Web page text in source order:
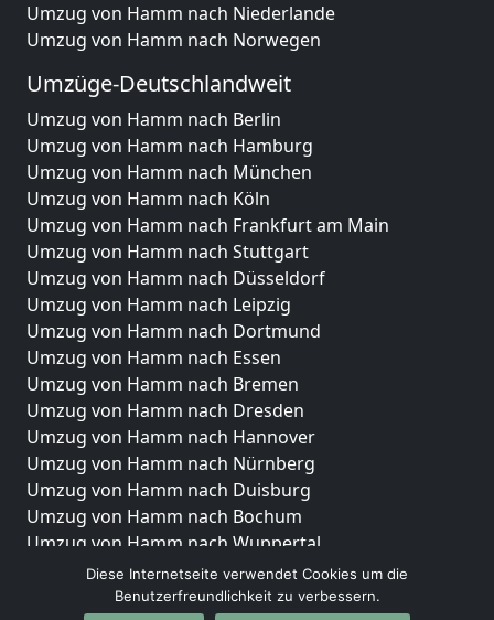
Umzug von Hamm nach Niederlande
Umzug von Hamm nach Norwegen
Umzüge-Deutschlandweit
Umzug von Hamm nach Berlin
Umzug von Hamm nach Hamburg
Umzug von Hamm nach München
Umzug von Hamm nach Köln
Umzug von Hamm nach Frankfurt am Main
Umzug von Hamm nach Stuttgart
Umzug von Hamm nach Düsseldorf
Umzug von Hamm nach Leipzig
Umzug von Hamm nach Dortmund
Umzug von Hamm nach Essen
Umzug von Hamm nach Bremen
Umzug von Hamm nach Dresden
Umzug von Hamm nach Hannover
Umzug von Hamm nach Nürnberg
Umzug von Hamm nach Duisburg
Umzug von Hamm nach Bochum
Umzug von Hamm nach Wuppertal
Umzug von Hamm nach Bielefeld
Umzug von Hamm nach Bonn
Diese Internetseite verwendet Cookies um die
Benutzerfreundlichkeit zu verbessern.